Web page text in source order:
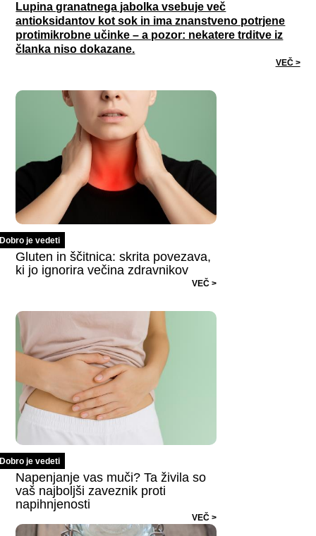
Lupina granatnega jabolka vsebuje več
antioksidantov kot sok in ima znanstveno potrjene
protimikrobne učinke – a pozor: nekatere trditve iz
članka niso dokazane.
VEČ >
Dobro je vedeti
Gluten in ščitnica: skrita povezava,
ki jo ignorira večina zdravnikov
VEČ >
Dobro je vedeti
Napenjanje vas muči? Ta živila so
vaš najboljši zaveznik proti
napihnjenosti
VEČ >